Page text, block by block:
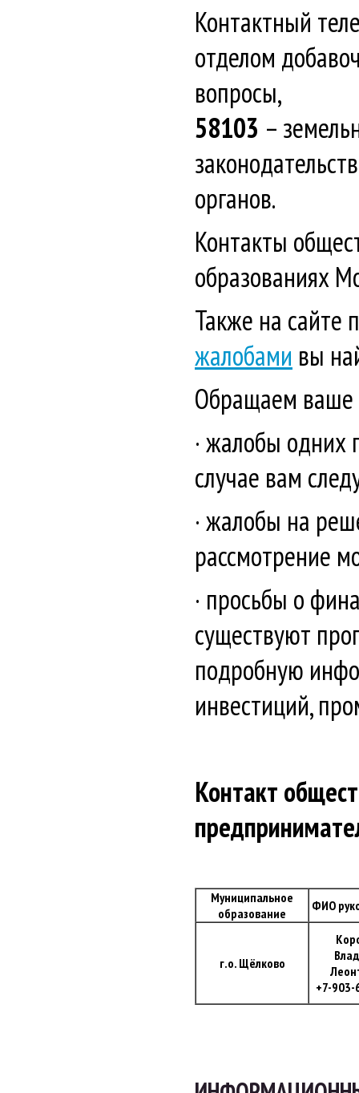
Контактный
отделом
вопросы,
58103 –
органов.
Контакты
образованиях
Также на сайте
жалобами вы
Обращаем ваше
· жалобы одних
случае вам
· жалобы на
рассмотрение
· просьбы о
существуют
подробную
инвестиций,
Контакт
Муниципальное
образование
ФИО
г.о. Щёлково
+7-903-